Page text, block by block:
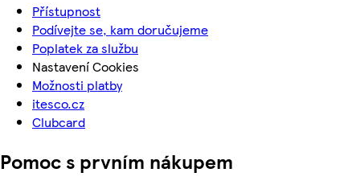
Přístupnost
Podívejte se, kam doručujeme
Poplatek za službu
Nastavení Cookies
Možnosti platby
itesco.cz
Clubcard
Pomoc s prvním nákupem